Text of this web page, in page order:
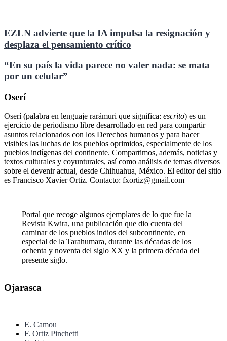
EZLN advierte que la IA impulsa la resignación y
desplaza el pensamiento crítico
“En su país la vida parece no valer nada: se mata
por un celular”
Oserí
Oserí (palabra en lenguaje rarámuri que significa: escrito) es un
ejercicio de periodismo libre desarrollado en red para compartir
asuntos relacionados con los Derechos humanos y para hacer
visibles las luchas de los pueblos oprimidos, especialmente de los
pueblos indígenas del continente. Compartimos, además, noticias y
textos culturales y coyunturales, así como análisis de temas diversos
sobre el devenir actual, desde Chihuahua, México. El editor del sitio
es Francisco Xavier Ortiz. Contacto: fxortiz@gmail.com
Portal que recoge algunos ejemplares de lo que fue la
Revista Kwira, una publicación que dio cuenta del
caminar de los pueblos indios del subcontinente, en
especial de la Tarahumara, durante las décadas de los
ochenta y noventa del siglo XX y la primera década del
presente siglo.
Ojarasca
E. Camou
F. Ortiz Pinchetti